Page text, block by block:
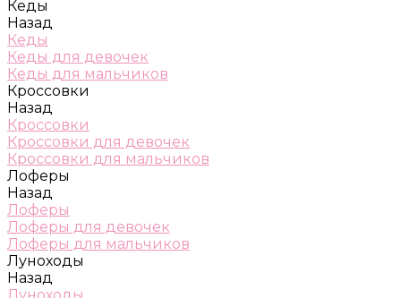
Кеды
Назад
Кеды
Кеды для девочек
Кеды для мальчиков
Кроссовки
Назад
Кроссовки
Кроссовки для девочек
Кроссовки для мальчиков
Лоферы
Назад
Лоферы
Лоферы для девочек
Лоферы для мальчиков
Луноходы
Назад